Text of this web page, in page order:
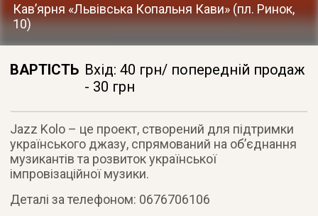
Кав’ярня «Львівська Копальня Кави» (пл. Ринок,
10)
ВАРТІСТЬ Вхід: 40 грн/ попередній продаж
- 30 грн
Jazz Kolo – це проект, створений для підтримки
українського джазу, спрямований на об’єднання
музикантів та розвиток української
імпровізаційної музики.
Деталі за телефоном: 0676706106